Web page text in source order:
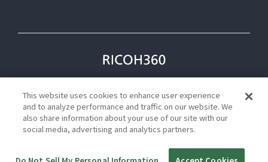
プライバシー
利用規約
ステータス
This website uses cookies to enhance user experience
and to analyze performance and traffic on our website. We
also share information about your use of our site with our
social media, advertising and analytics partners.